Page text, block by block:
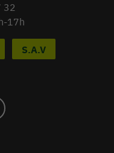
32
17h
S.A.V